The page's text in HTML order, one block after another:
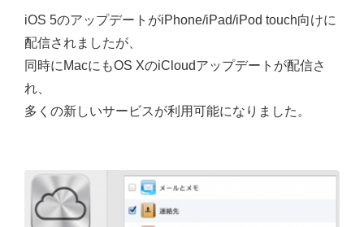
iOS 5のアップデートがiPhone/iPad/iPod touch向けに
配信されましたが、
同時にMacにもOS XのiCloudアップデートが配信さ
れ、
多くの新しいサービスが利用可能になりました。